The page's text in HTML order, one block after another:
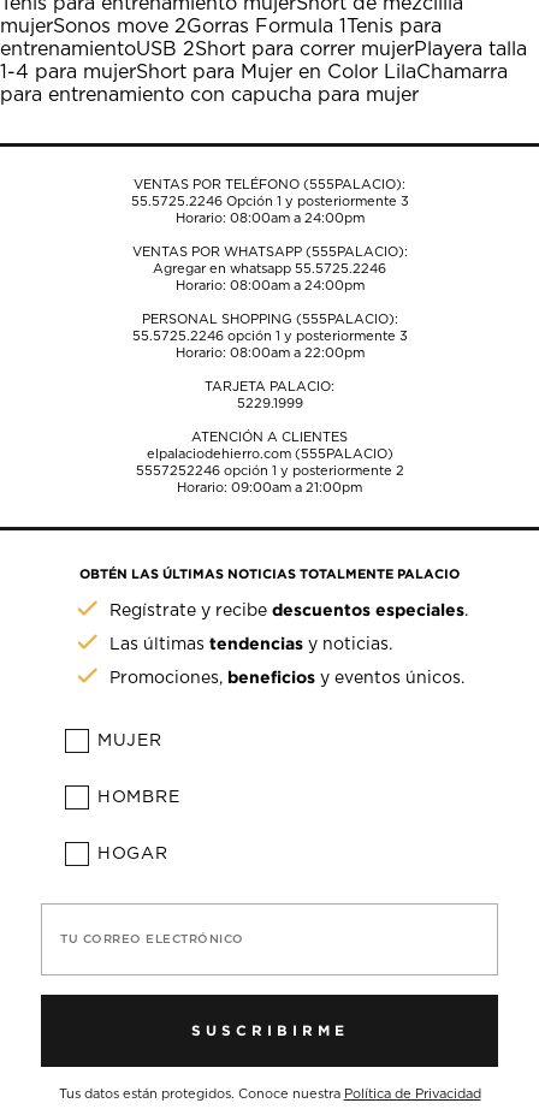
el
formulario
de
envío.
el
formulario
de
envío.
el
formulario
de
envío.
el
formulario
de
envío.
el
formulario
de
envío.
mujerSonos move 2Gorras Formula 1 Tenis para
entrenamientoUSB 2Short para correr mujerPlayera talla
1-4 para mujerShort para Mujer en Color LilaChamarra
para entrenamiento con capucha para mujer
VENTAS POR TELÉFONO (555PALACIO):
55.5725.2246Opción 1 y posteriormente 3
Horario: 08:00am a 24:00pm
VENTAS POR WHATSAPP (555PALACIO):
Agregar en whatsapp 55.5725.2246
Horario: 08:00am a 24:00pm
PERSONAL SHOPPING (555PALACIO):
55.5725.2246opción 1 y posteriormente 3
Horario: 08:00am a 22:00pm
TARJETA PALACIO:
5229.1999
ATENCIÓN A CLIENTES
elpalaciodehierro.com (555PALACIO)
5557252246opción 1 y posteriormente 2
Horario: 09:00am a 21:00pm
OBTÉN LAS ÚLTIMAS NOTICIAS TOTALMENTE PALACIO
Regístrate y recibedescuentos especiales.
Las últimastendencias y noticias.
Promociones, beneficios y eventos únicos.
MUJER
HOMBRE
HOGAR
TU CORREO ELECTRÓNICO
SUSCRIBIRME
Tus datos están protegidos. Conoce nuestra Política de Privacidad